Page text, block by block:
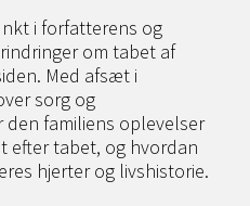
i forfatterens og
om tabet af
Med afsæt i
sorg og
familiens oplevelser
efter tabet, og hvordan
hjerter og livshistorie.